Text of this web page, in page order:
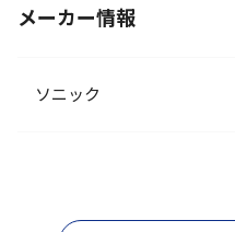
メーカー情報
ソニック